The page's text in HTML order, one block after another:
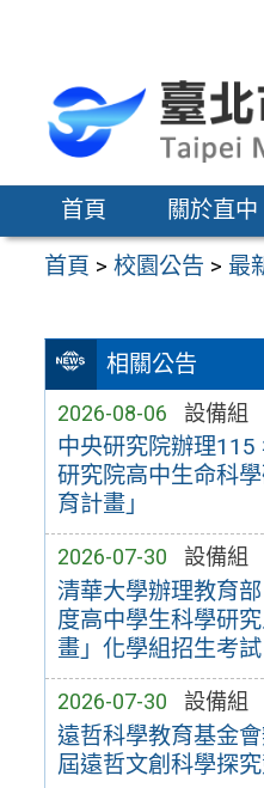
區
首頁 關於直中
首頁 >校園公告 > 最
相關公告
2026-08-06 設備組
中央研究院辦理115
研究院高中生命科
育計畫」
2026-07-30 設備組
清華大學辦理教育
度高中學生科學研
畫」化學組招生考試
2026-07-30 設備組
遠哲科學教育基金
屆遠哲文創科學探究